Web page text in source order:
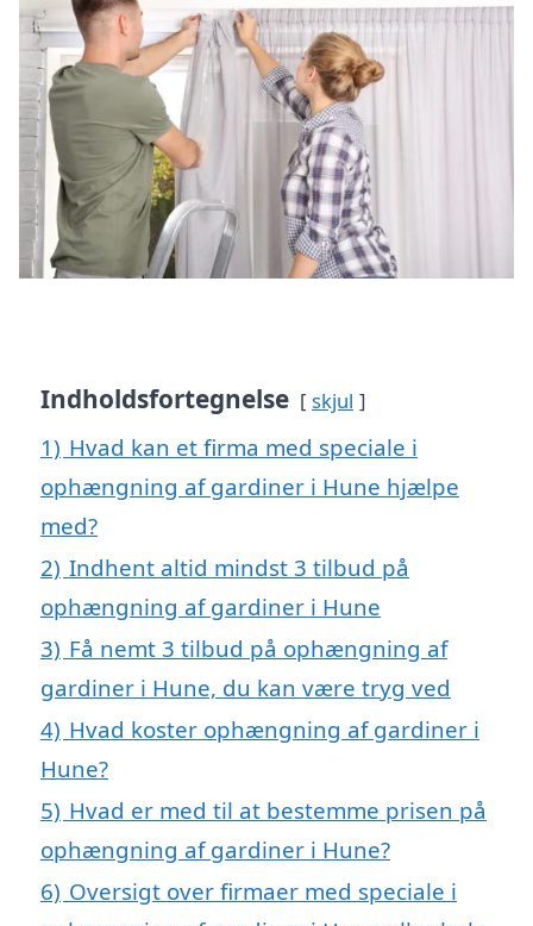
Indholdsfortegnelse skjul
1) Hvad kan et firma med speciale i
ophængning af gardiner i Hune hjælpe
med?
2) Indhent altid mindst 3 tilbud på
ophængning af gardiner i Hune
3) Få nemt 3 tilbud på ophængning af
gardiner i Hune, du kan være tryg ved
4) Hvad koster ophængning af gardiner i
Hune?
5) Hvad er med til at bestemme prisen på
ophængning af gardiner i Hune?
6) Oversigt over firmaer med speciale i